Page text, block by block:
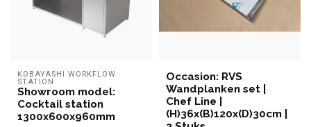
KOBAYASHI WORKFLOW
STATION
Showroom model:
Cocktail station
1300x600x960mm
Occasion: RVS
Wandplanken set |
Chef Line |
(H)36x(B)120x(D)30cm |